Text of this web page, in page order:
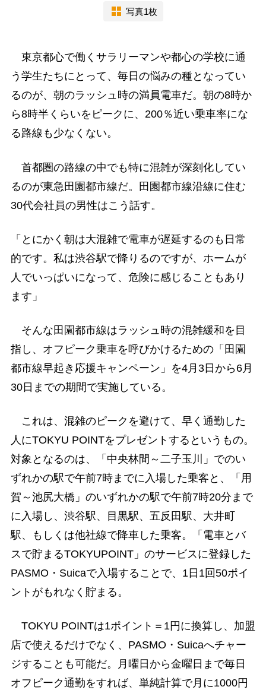
写真1枚
東京都心で働くサラリーマンや都心の学校に通
う学生たちにとって、毎日の悩みの種となってい
るのが、朝のラッシュ時の満員電車だ。朝の8時か
ら8時半くらいをピークに、200％近い乗車率にな
る路線も少なくない。
首都圏の路線の中でも特に混雑が深刻化してい
るのが東急田園都市線だ。田園都市線沿線に住む
30代会社員の男性はこう話す。
「とにかく朝は大混雑で電車が遅延するのも日常
的です。私は渋谷駅で降りるのですが、ホームが
人でいっぱいになって、危険に感じることもあり
ます」
そんな田園都市線はラッシュ時の混雑緩和を目
指し、オフピーク乗車を呼びかけるための「田園
都市線早起き応援キャンペーン」を4月3日から6月
30日までの期間で実施している。
これは、混雑のピークを避けて、早く通勤した
人にTOKYU POINTをプレゼントするというもの。
対象となるのは、「中央林間～二子玉川」でのい
ずれかの駅で午前7時までに入場した乗客と、「用
賀～池尻大橋」のいずれかの駅で午前7時20分まで
に入場し、渋谷駅、目黒駅、五反田駅、大井町
駅、もしくは他社線で降車した乗客。「電車とバ
スで貯まるTOKYUPOINT」のサービスに登録した
PASMO・Suicaで入場することで、1日1回50ポイ
ントがもれなく貯まる。
TOKYU POINTは1ポイント＝1円に換算し、加盟
店で使えるだけでなく、PASMO・Suicaへチャー
ジすることも可能だ。月曜日から金曜日まで毎日
オフピーク通勤をすれば、単純計算で月に1000円